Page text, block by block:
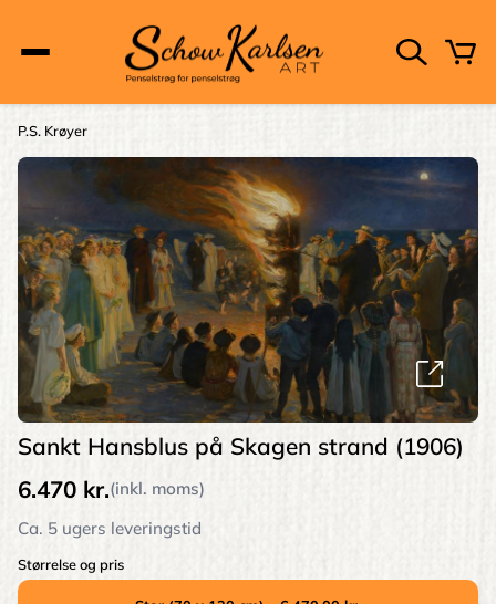
navigation
Brødkrumme
P.S. Krøyer
Sankt Hansblus på Skagen strand (1906)
6.470 kr.(inkl. moms)
Ca. 5 ugers leveringstid
Størrelse og pris